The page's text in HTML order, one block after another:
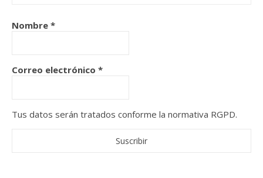
Nombre *
Correo electrónico *
Tus datos serán tratados conforme la normativa RGPD.